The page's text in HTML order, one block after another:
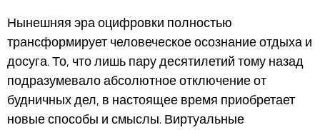
Нынешняя эра оцифровки полностью
трансформирует человеческое осознание отдыха и
досуга. То, что лишь пару десятилетий тому назад
подразумевало абсолютное отключение от
будничных дел, в настоящее время приобретает
новые способы и смыслы. Виртуальные